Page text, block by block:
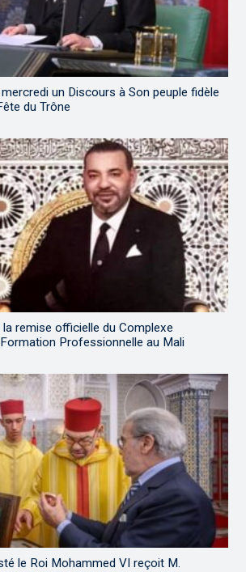
un Discours à Son peuple fidèle
du Trône
remise officielle du Complexe
Professionnelle au Mali
le Roi Mohammed VI reçoit M.